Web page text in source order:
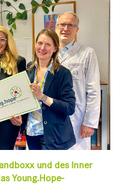
und des Inner
Young.Hope-